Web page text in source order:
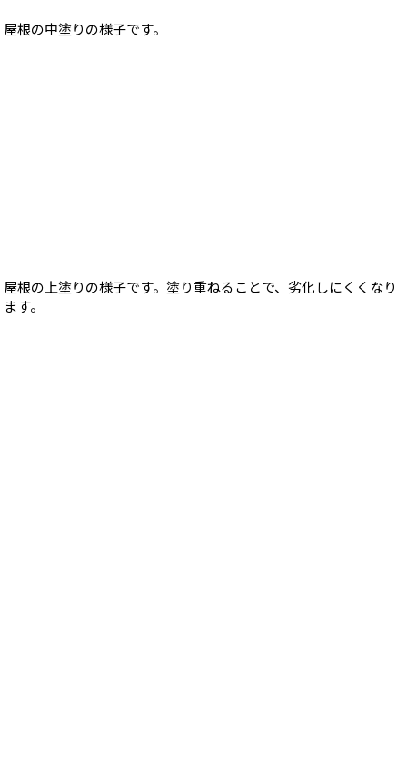
屋根の中塗りの様子です。
屋根の上塗りの様子です。塗り重ねることで、劣化しにくくなり
ます。